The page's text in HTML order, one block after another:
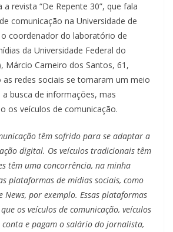
a revista “De Repente 30”, que fala
comunicação na Universidade de
coordenador do laboratório de
da Universidade Federal do
Márcio Carneiro dos Santos, 61,
redes sociais se tornaram um meio
a busca de informações, mas
os veículos de comunicação.
têm sofrido para se adaptar a
digital. Os veículos tradicionais têm
têm uma concorrência, na minha
plataformas de mídias sociais, como
News, por exemplo. Essas plataformas
os veículos de comunicação, veículos
conta e pagam o salário do jornalista,